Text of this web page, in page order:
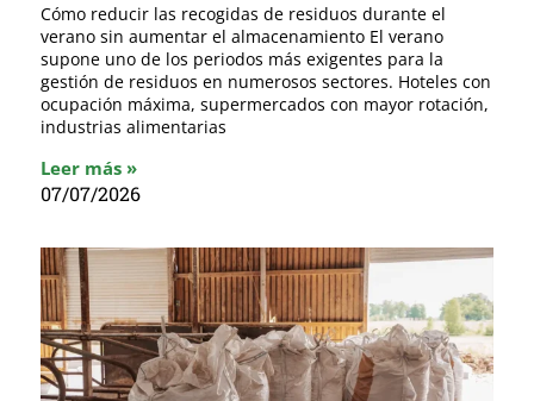
Cómo reducir las recogidas de residuos durante el
verano sin aumentar el almacenamiento El verano
supone uno de los periodos más exigentes para la
gestión de residuos en numerosos sectores. Hoteles con
ocupación máxima, supermercados con mayor rotación,
industrias alimentarias
Leer más »
07/07/2026